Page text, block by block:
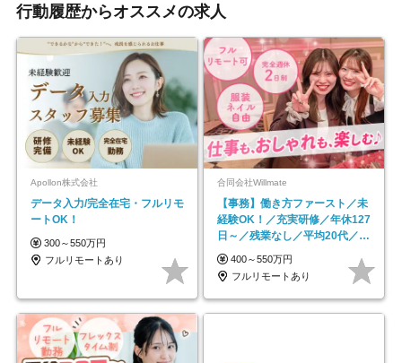
行動履歴からオススメの求人
Apollon株式会社
データ入力/完全在宅・フルリモ
ートOK！
300～550万円
フルリモートあり
合同会社Willmate
【事務】働き方ファースト／未
経験OK！／充実研修／年休127
日～／残業なし／平均20代／リ
モートOK
400～550万円
フルリモートあり